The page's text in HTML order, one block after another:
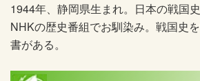
1944年、静岡県生まれ。日本の戦国
NHKの歴史番組でお馴染み。戦国史
書がある。